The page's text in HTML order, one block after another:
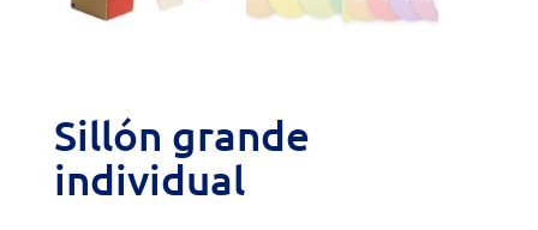
Sillón grande
individual